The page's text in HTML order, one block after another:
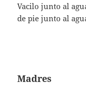
Vacilo junto al
de pie junto al
Madres